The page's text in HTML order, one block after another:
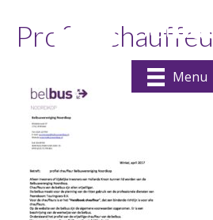
Menu
Profiel-